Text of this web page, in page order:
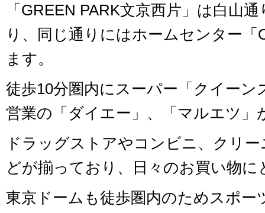
「GREEN PARK文京西片」は白山
り、同じ通りにはホームセンター「
ます。
徒歩10分圏内にスーパー「クイーン
営業の「ダイエー」、「マルエツ」
ドラッグストアやコンビニ、クリ
どが揃っており、日々のお買い物に
東京ドームも徒歩圏内のためスポー